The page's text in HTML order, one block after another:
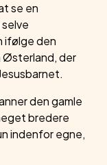
se en
ifølge den
Østerland, der
den gamle
bredere
indenfor egne,